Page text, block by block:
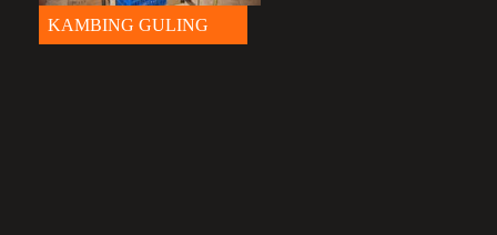
KAMBING GULING